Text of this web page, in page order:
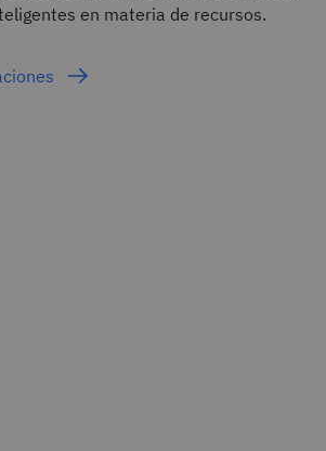
en materia de recursos.